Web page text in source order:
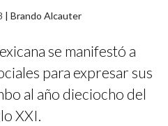
| Brando Alcauter
se manifestó a
para expresar sus
al año dieciocho del
XXI.